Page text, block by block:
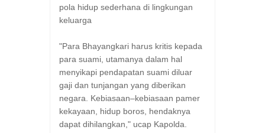
pola hidup sederhana di lingkungan
keluarga
"Para Bhayangkari harus kritis kepada
para suami, utamanya dalam hal
menyikapi pendapatan suami diluar
gaji dan tunjangan yang diberikan
negara. Kebiasaan–kebiasaan pamer
kekayaan, hidup boros, hendaknya
dapat dihilangkan," ucap Kapolda.